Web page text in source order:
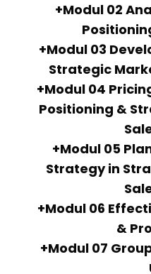
+Modul 02
+Modul 03
Strategic
+Modul 04
Positioning &
+Modul 05
Strategy in
+Modul 06
&
+Modul 07